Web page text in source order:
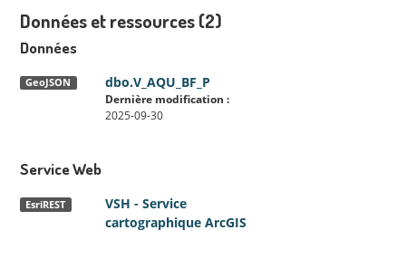
Données et ressources (2)
Données
dbo.V_AQU_BF_P
GeoJSON
Dernière modification :
2025-09-30
Service Web
VSH - Service
cartographique ArcGIS
EsriREST